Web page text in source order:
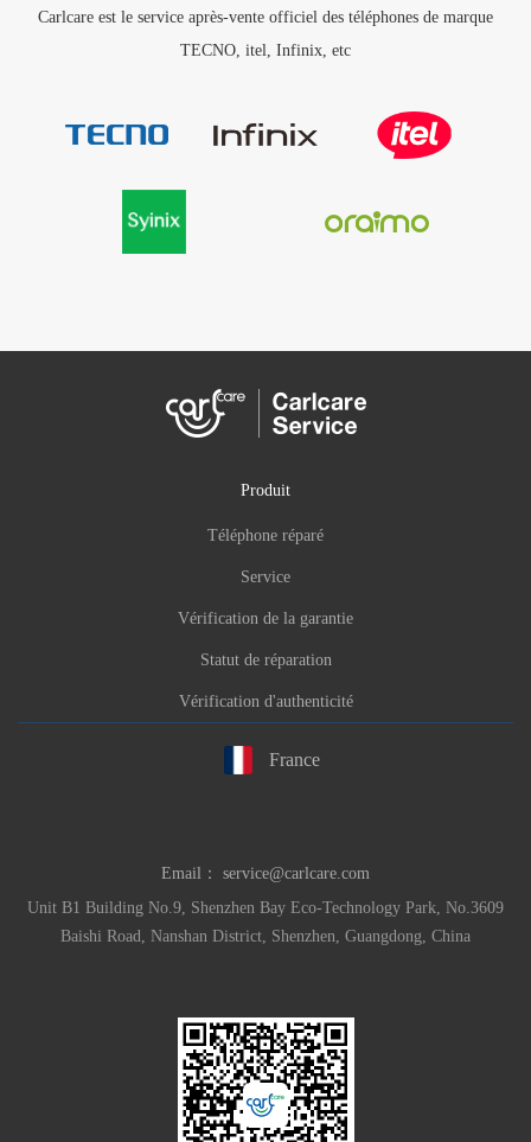
Carlcare est le service après-vente officiel des téléphones de marque
TECNO, itel, Infinix, etc
Produit
Téléphone réparé
Service
Vérification de la garantie
Statut de réparation
Vérification d'authenticité
France
Email： service@carlcare.com
Unit B1 Building No.9, Shenzhen Bay Eco-Technology Park, No.3609
Baishi Road, Nanshan District, Shenzhen, Guangdong, China